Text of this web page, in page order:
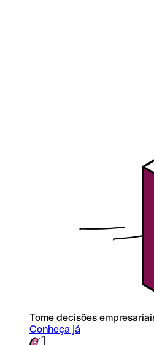
Tome decisões
Conheça já